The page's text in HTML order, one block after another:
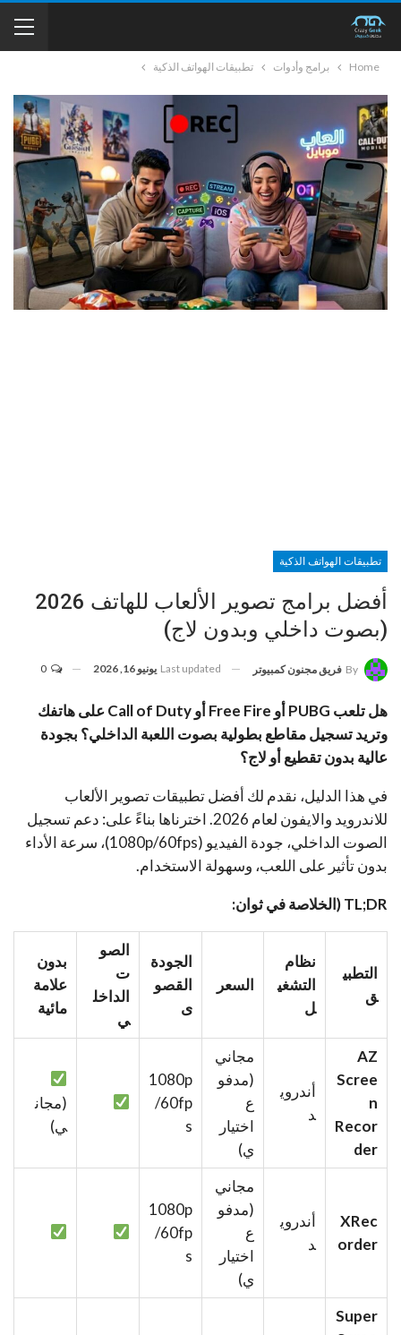
Home برامج وأدوات تطبيقات الهواتف الذكية
تطبيقات الهواتف الذكية
أفضل برامج تصوير الألعاب للهاتف 2026
(بصوت داخلي وبدون لاج)
By فريق مجنون كمبيوتر Last updated يونيو 16, 2026
هل تلعب PUBG أو Free Fire أو Call of Duty على هاتفك
وتريد تسجيل مقاطع بطولية بصوت اللعبة الداخلي؟ بجودة
عالية بدون تقطيع أو لاج؟
في هذا الدليل، نقدم لك أفضل تطبيقات تصوير الألعاب
للاندرويد والايفون لعام 2026. اخترناها بناءً على: دعم تسجيل
الصوت الداخلي، جودة الفيديو (1080p/60fps)، سرعة الأداء
بدون تأثير على اللعب، وسهولة الاستخدام.
TL;DR (الخلاصة في ثوان:
التطبي
ق
نظام
التشغي
ل
السعر
الجودة
القصو
ى
الصو
ت
الداخل
ي
بدون
علامة
مائية
AZ
Scree
n
Recor
der
أندروي
د
مجاني
(مدفو
ع
اختيار
ي)
1080p
/60fp
s
(مجان
ي)
XRec
order
أندروي
د
مجاني
(مدفو
ع
اختيار
ي)
1080p
/60fp
s
Super